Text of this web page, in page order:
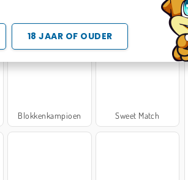
18 JAAR OF OUDER
Blokkenkampioen Sweet Match